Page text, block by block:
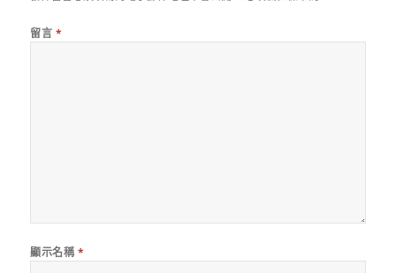
留言 *
顯示名稱 *